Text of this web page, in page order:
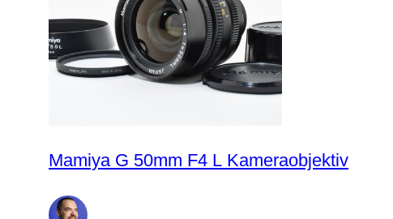
Mamiya G 50mm F4 L Kameraobjektiv